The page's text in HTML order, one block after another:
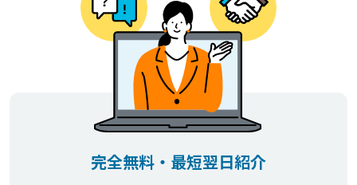
完全無料・最短翌日紹介